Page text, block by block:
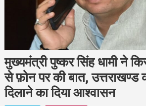
मुख्यमंत्री पुष्कर सिंह धामी ने
से फ़ोन पर की बात, उत्तराखण्ड
दिलाने का दिया आश्वासन